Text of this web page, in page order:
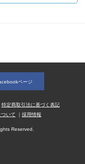
ページ
特定商取引法に基づく表記
いて 採用情報
Reserved.